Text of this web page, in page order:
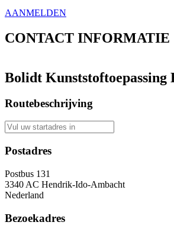
AANMELDEN
CONTACT INFORMATIE
Bolidt Kunststoftoepassing
Routebeschrijving
Postadres
Postbus 131
3340 AC Hendrik-Ido-Ambacht
Nederland
Bezoekadres